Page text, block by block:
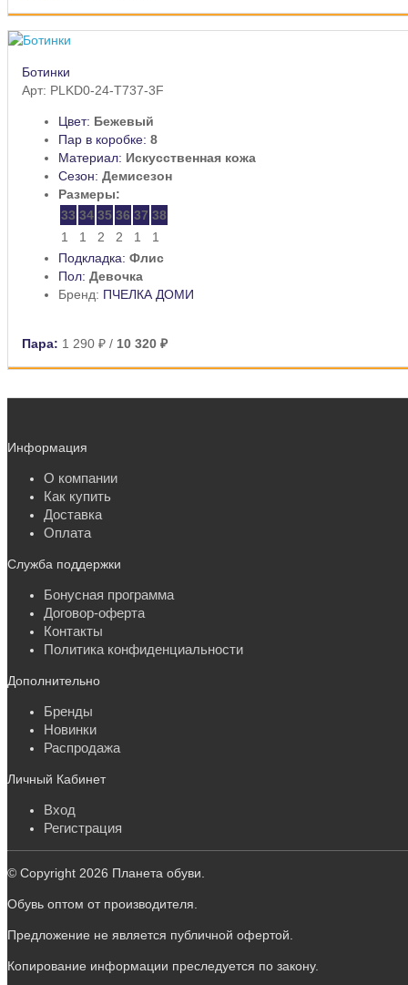
Ботинки
Арт: PLKD0-24-T737-3F
Цвет: Бежевый
Пар в коробке: 8
Материал: Искусственная кожа
Сезон: Демисезон
Размеры:
33 34 35 36 37 38
1
1 2 2 1
1
Подкладка: Флис
Пол: Девочка
Бренд: ПЧЕЛКА ДОМИ
Пара: 1 290 ₽ / 10 320 ₽
Информация
О компании
Как купить
Доставка
Оплата
Служба поддержки
Бонусная программа
Договор-оферта
Контакты
Политика конфиденциальности
Дополнительно
Бренды
Новинки
Распродажа
Личный Кабинет
Вход
Регистрация
© Copyright 2026 Планета обуви.
Обувь оптом от производителя.
Предложение не является публичной офертой.
Копирование информации преследуется по закону.